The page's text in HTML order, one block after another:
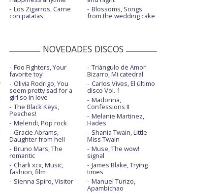
Los Zigarros, Carne
con patatas
Blossoms, Songs
from the wedding cake
NOVEDADES DISCOS
Foo Fighters, Your
favorite toy
Olivia Rodrigo, You
seem pretty sad for a
girl so in love
The Black Keys,
Peaches!
Melendi, Pop rock
Gracie Abrams,
Daughter from hell
Bruno Mars, The
romantic
Charli xcx, Music,
fashion, film
Sienna Spiro, Visitor
Triángulo de Amor
Bizarro, Mi catedral
Carlos Vives, El último
disco Vol. 1
Madonna,
Confessions II
Melanie Martinez,
Hades
Shania Twain, Little
Miss Twain
Muse, The wow!
signal
James Blake, Trying
times
Manuel Turizo,
Apambichao